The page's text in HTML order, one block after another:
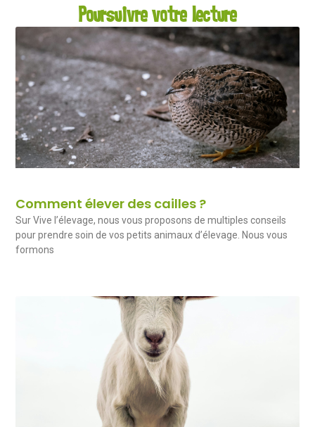
Poursuivre votre lecture
Comment élever des cailles ?
Sur Vive l’élevage, nous vous proposons de multiples conseils
pour prendre soin de vos petits animaux d’élevage. Nous vous
formons